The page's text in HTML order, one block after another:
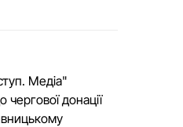
Медіа"
чергової донації